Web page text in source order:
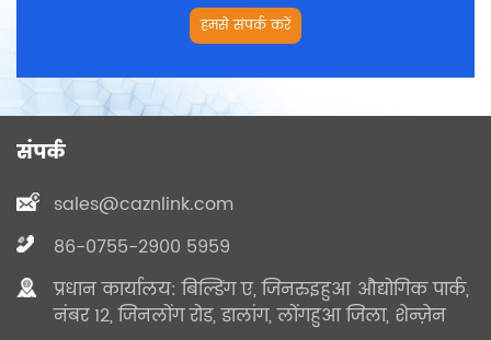
हमसे संपर्क करें
संपर्क
sales@caznlink.com
86-0755-2900 5959
प्रधान कार्यालय: बिल्डिंग ए, जिनरुइहुआ औद्योगिक पार्क,
नंबर 12, जिनलोंग रोड, डालांग, लोंगहुआ जिला, शेन्ज़ेन